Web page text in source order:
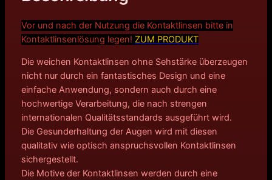
Vor und nach der Nutzung die Kontaktlinsen bitte in
Kontaktlinsenlösung legen! ZUM PRODUKT
Die weichen Kontaktlinsen ohne Sehstärke überzeugen
nicht nur durch ein fantastisches Design und eine
einfache Anwendung, sondern auch durch eine
hochwertige Verarbeitung, die nach strengen
internationalen Qualitätsstandards ausgeführt wird.
Die Gesunderhaltung der Augen wird mit diesen
qualitativ wie optisch anspruchsvollen Kontaktlinsen
sichergestellt.
Die Motive der Kontaktlinsen werden durch eine